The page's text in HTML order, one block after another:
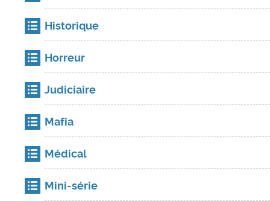
Historique
Horreur
Judiciaire
Mafia
Médical
Mini-série